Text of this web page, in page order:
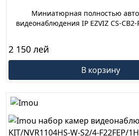
Миниатюрная полностью
видеонаблюдения IP EZVIZ CS-CB2-
2 150 лей
В корзину